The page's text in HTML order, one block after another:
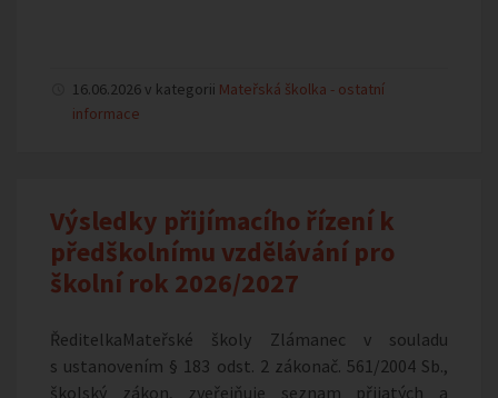
16.06.2026 v kategorii Mateřská školka - ostatní
informace
Výsledky přijímacího řízení k
předškolnímu vzdělávání pro
školní rok 2026/2027
ŘeditelkaMateřské školy Zlámanec v souladu
s ustanovením § 183 odst. 2 zákonač. 561/2004 Sb.,
školský zákon, zveřejňuje seznam přijatých a